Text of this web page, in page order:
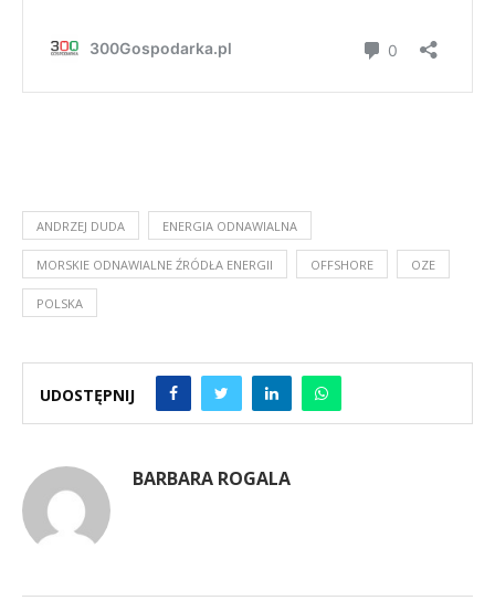
ANDRZEJ DUDA ENERGIA ODNAWIALNA
MORSKIE ODNAWIALNE ŹRÓDŁA ENERGII OFFSHORE OZE
POLSKA
UDOSTĘPNIJ
BARBARA ROGALA